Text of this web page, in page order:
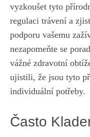
vyzkoušet tyto
regulaci trávení a
podporu vašemu
nezapomeňte se
vážné zdravotní
ujistili, že jsou tyto
individuální potřeby.
Často